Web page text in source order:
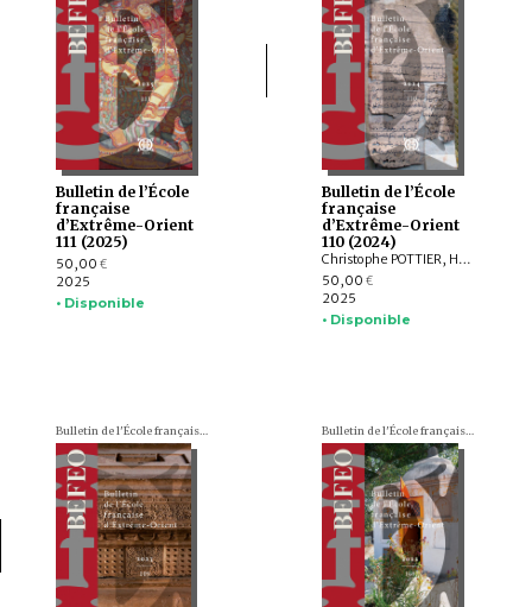
Bulletin de l’École
française
d’Extrême-Orient
111 (2025)
50,00 €
2025
• Disponible
Bulletin de l’École
française
d’Extrême-Orient
110 (2024)
Christophe POTTIER, Harunaga ISAACSON, Isabelle LANDRY-DERON, Dominique SOUTIF, Julia ESTEVE, Brice VINCENT, François THIERRY, Annabel Teh GALLOP, Yannick BRUNETON, Vincent LEFÈVRE, Chloé CHOLLET, Csaba DEZSŐ, Claudine ANG, Damien CHAUSSENDE, Sébastien CLOUET, XU Minglong†, WU Min, HAN Qi
50,00 €
2025
• Disponible
Bulletin de l'École française d'Extrême-Orient (BEFEO) Bulletin de l'École française d'Extrême-Orient (BEFEO)